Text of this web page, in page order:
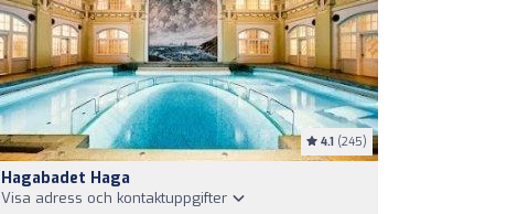
4.1 (245)
Hagabadet Haga
Visa adress och kontaktuppgifter